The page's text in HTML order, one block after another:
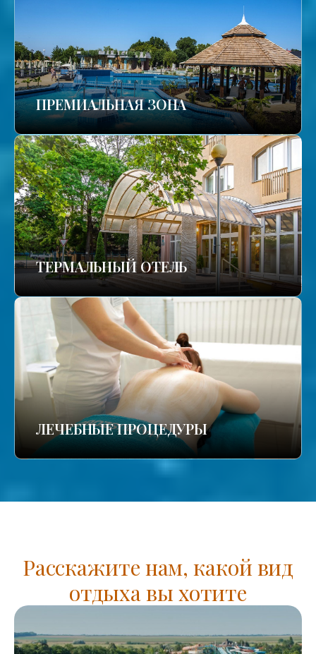
ПРЕМИАЛЬНАЯ ЗОНА
ТЕРМАЛЬНЫЙ ОТЕЛЬ
ЛЕЧЕБНЫЕ ПРОЦЕДУРЫ
Расскажите нам, какой вид
отдыха вы хотите